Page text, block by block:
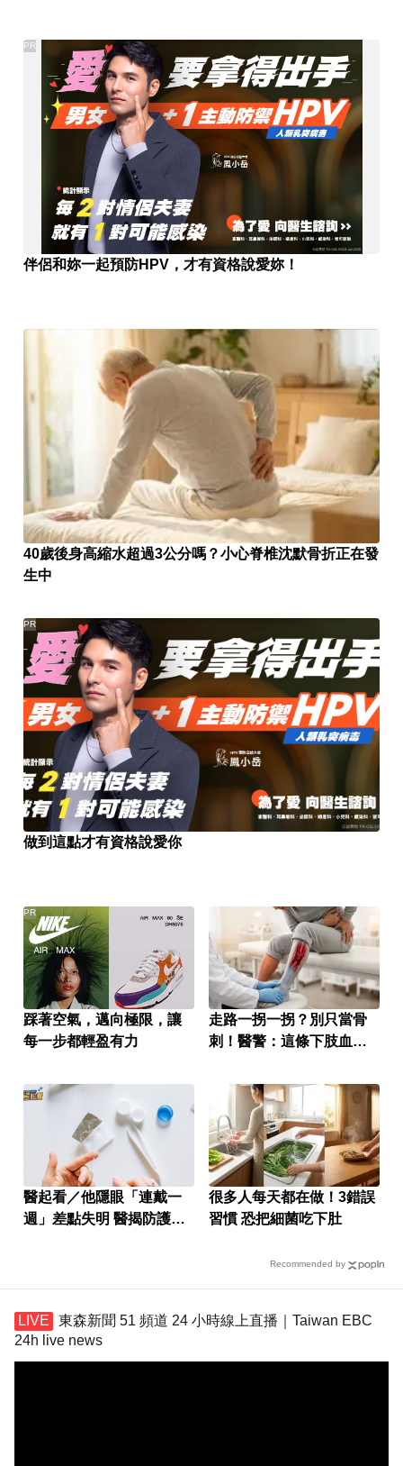
伴侶和妳一起預防HPV，才有資格說愛妳！
PR
40歲後身高縮水超過3公分嗎？小心脊椎沈默骨折正在發
生中
做到這點才有資格說愛你
PR
踩著空氣，邁向極限，讓
每一步都輕盈有力
PR
走路一拐一拐？別只當骨
刺！醫警：這條下肢血管
醫起看／他隱眼「連戴一
週」差點失明 醫揭防護指
很多人每天都在做！3錯誤
習慣 恐把細菌吃下肚
Recommended by
東森新聞 51 頻道 24 小時線上直播｜Taiwan EBC
24h live news